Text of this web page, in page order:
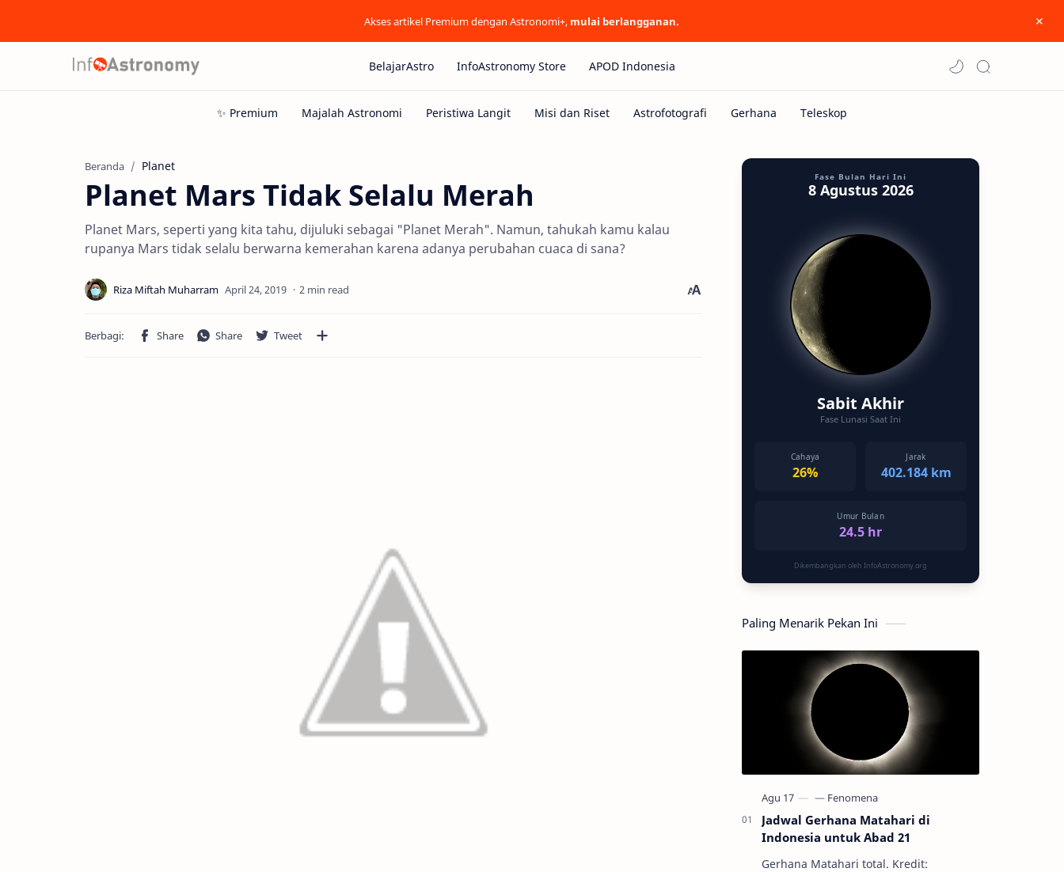
Akses artikel Premium dengan Astronomi+, mulai berlangganan.
BelajarAstro InfoAstronomy Store APOD Indonesia
Beranda Planet
Planet Mars Tidak Selalu Merah
Planet Mars, seperti yang kita tahu, dijuluki sebagai "Planet Merah". Namun, tahukah kamu kalau
rupanya Mars tidak selalu berwarna kemerahan karena adanya perubahan cuaca di sana?
2 min read
Fase Bulan Hari Ini
8 Agustus 2026
Sabit Akhir
Fase Lunasi Saat Ini
Cahaya
26%
Jarak
402.184 km
Umur Bulan
24.5 hr
Dikembangkan oleh InfoAstronomy.org
Paling Menarik Pekan Ini
Jadwal Gerhana Matahari di
Indonesia untuk Abad 21
Gerhana Matahari total. Kredit: